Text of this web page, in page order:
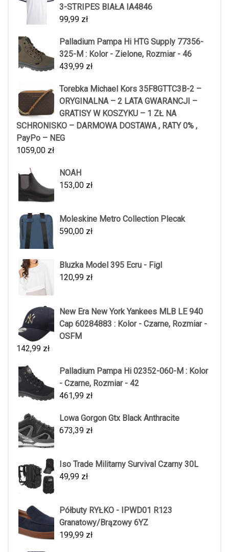
3-STRIPES BIAŁA IA4846
99,99 zł
Palladium Pampa Hi HTG Supply 77356-
325-M : Kolor - Zielone, Rozmiar - 46
439,99 zł
Torebka Michael Kors 35F8GTTC3B-2 –
ORYGINALNA – 2 LATA GWARANCJI –
GRATISY W KOSZYKU – 1 ZŁ NA
SCHRONISKO – DARMOWA DOSTAWA , RATY 0% ,
PayPo – NEG
1059,00 zł
NOAH
153,00 zł
Moleskine Metro Collection Plecak
590,00 zł
Bluzka Model 395 Ecru - Figl
120,99 zł
New Era New York Yankees MLB LE 940
Cap 60284883 : Kolor - Czarne, Rozmiar -
OSFM
142,99 zł
Palladium Pampa Hi 02352-060-M : Kolor
- Czarne, Rozmiar - 42
461,99 zł
Lowa Gorgon Gtx Black Anthracite
673,39 zł
Iso Trade Militarny Survival Czarny 30L
49,99 zł
Półbuty RYŁKO - IPWD01 R123
Granatowy/Brązowy 6YZ
199,99 zł